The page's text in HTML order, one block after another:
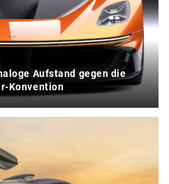
Aufstand gegen die
Konvention